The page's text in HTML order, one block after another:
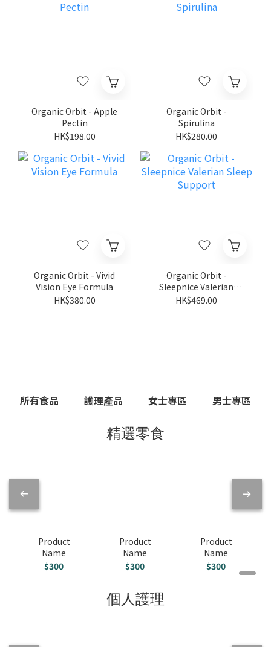
Organic Orbit - Apple
Pectin
HK$198.00
Organic Orbit -
Spirulina
HK$280.00
Organic Orbit - Vivid
Vision Eye Formula
HK$380.00
Organic Orbit -
Sleepnice Valerian
Sleep Support
HK$469.00
所有食品 護理產品 女士專區 男士專區
精選零食
Product
Name
$300
Product
Name
$300
Product
Name
$300
個人護理